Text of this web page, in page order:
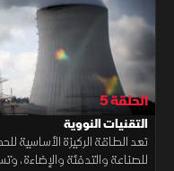
الحلقة 5
التقنيات النووية
تعد الطاقة الركيزة الأساسية
للصناعة والتدفئة